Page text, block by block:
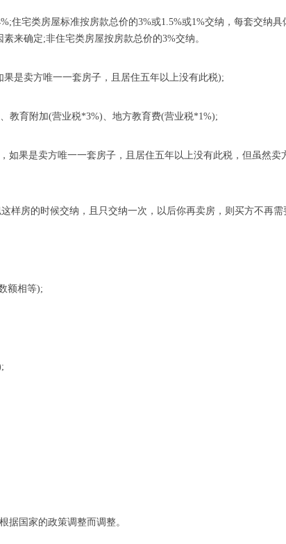
住宅类房屋标准按房款总价的3%或1.5%或1%交纳，每套交纳
来确定;非住宅类房屋按房款总价的3%交纳。
是卖方唯一一套房子，且居住五年以上没有此税);
教育附加(营业税*3%)、地方教育费(营业税*1%);
如果是卖方唯一一套房子，且居住五年以上没有此税，但虽然
样房的时候交纳，且只交纳一次，以后你再卖房，则买方不再需
额相等);
据国家的政策调整而调整。